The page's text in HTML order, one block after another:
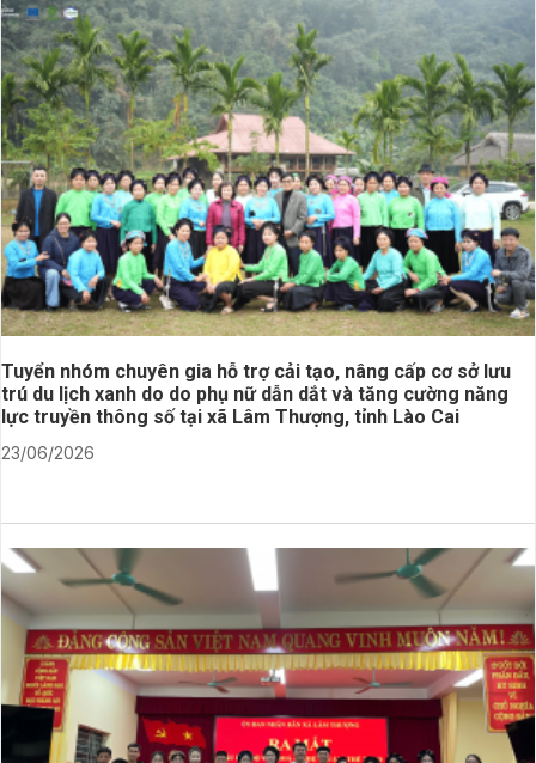
Tuyển nhóm chuyên gia hỗ trợ cải tạo, nâng cấp cơ sở lưu
trú du lịch xanh do do phụ nữ dẫn dắt và tăng cường năng
lực truyền thông số tại xã Lâm Thượng, tỉnh Lào Cai
23/06/2026